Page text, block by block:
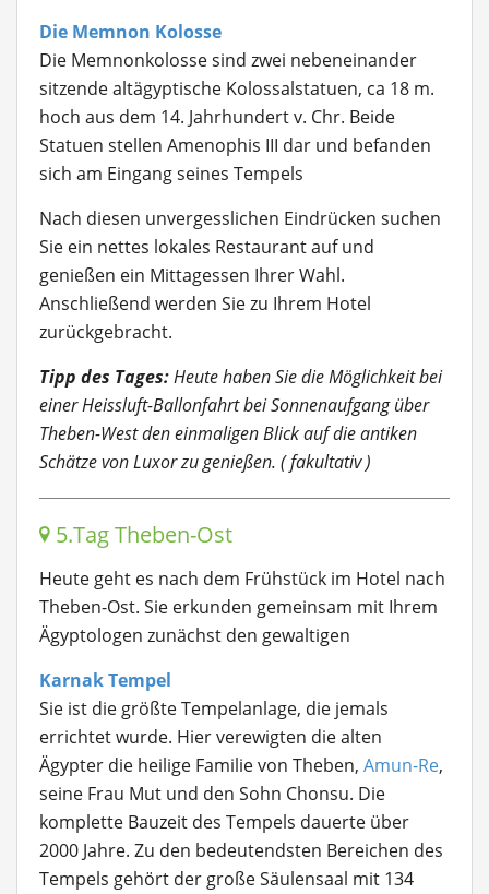
Die Memnon Kolosse
Die Memnonkolossesind zwei nebeneinander
sitzende altägyptische Kolossalstatuen, ca 18 m.
hoch aus dem 14. Jahrhundert v. Chr. Beide
Statuen stellen Amenophis III dar und befanden
sich am Eingang seines Tempels
Nach diesen unvergesslichen Eindrücken suchen
Sie ein nettes lokales Restaurant auf und
genießen ein Mittagessen Ihrer Wahl.
Anschließend werden Sie zu Ihrem Hotel
zurückgebracht.
Tipp des Tages:Heute haben Sie die Möglichkeit bei
einer Heissluft-Ballonfahrt bei Sonnenaufgang über
Theben-West den einmaligen Blick auf die antiken
Schätze von Luxor zu genießen. ( fakultativ )
5.Tag Theben-Ost
Heute geht es nach dem Frühstück im Hotel nach
Theben-Ost. Sie erkunden gemeinsam mit Ihrem
Ägyptologen zunächst den gewaltigen
Karnak Tempel
Sie ist die größte Tempelanlage, die jemals
errichtet wurde. Hier verewigten die alten
Ägypter die heilige Familie von Theben, Amun-Re,
seine Frau Mut und den Sohn Chonsu. Die
komplette Bauzeit des Tempels dauerte über
2000 Jahre. Zu den bedeutendsten Bereichen des
Tempels gehört der große Säulensaal mit 134